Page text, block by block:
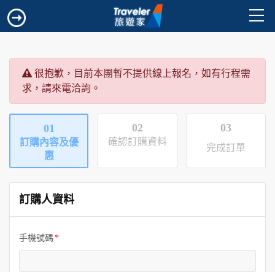
很抱歉，目前本團暫不提供線上報名，如有行程需
求，請來電洽詢。
01
訂購內容及優
惠
02
確認訂購資料
03
完成訂單
訂購人資料
手機號碼